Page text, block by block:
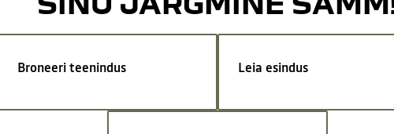
Broneeri teenindus Leia esindus